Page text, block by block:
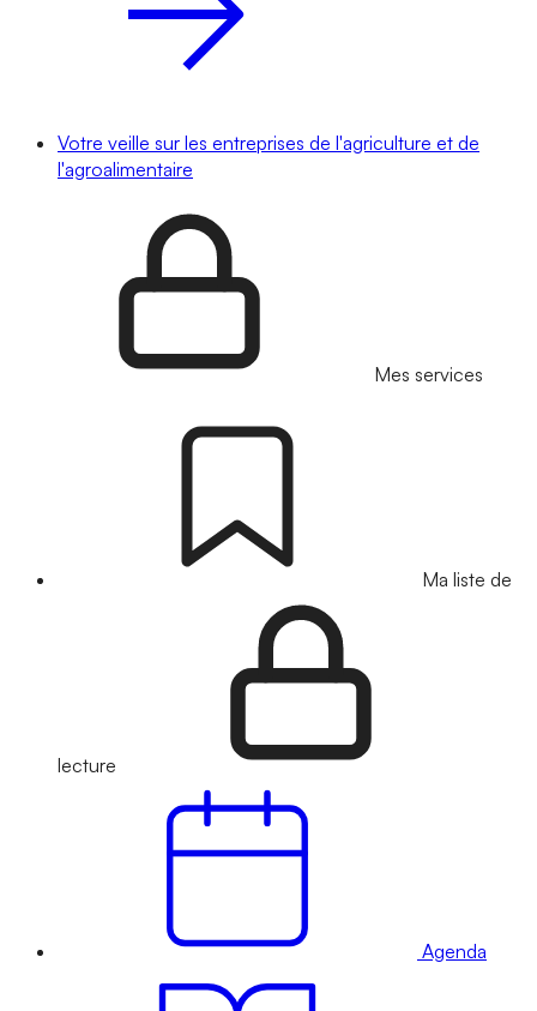
Votre veille sur les entreprises de l'agriculture et de
l'agroalimentaire
Mes services
Ma liste de
lecture
Agenda